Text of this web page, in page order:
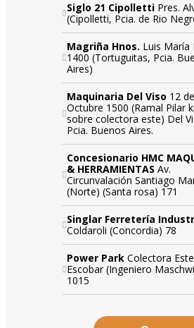
Siglo 21 Cipolletti Pres.
(Cipolletti, Pcia. de Rio
Magriña Hnos. Luis María
1400 (Tortuguitas, Pcia.
Aires)
Maquinaria Del Viso 12 de
Octubre 1500 (Ramal Pilar
sobre colectora este) Del
Pcia. Buenos Aires.
Concesionario HMC
& HERRAMIENTAS Av.
Circunvalación Santiago
(Norte) (Santa rosa) 171
Singlar Ferretería
Coldaroli (Concordia) 78
Power Park Colectora
Escobar (Ingeniero
1015